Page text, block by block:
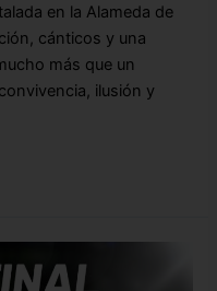
en la Alameda de
cánticos y una
más que un
ilusión y